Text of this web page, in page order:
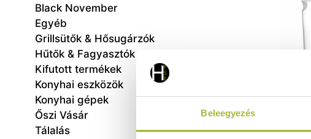
Beleegyezés
Black November
Egyéb
Grillsütők & Hősugárzók
Hűtők & Fagyasztók
Kifutott termékek
Konyhai eszközök
Konyhai gépek
Őszi Vásár
Tálalás